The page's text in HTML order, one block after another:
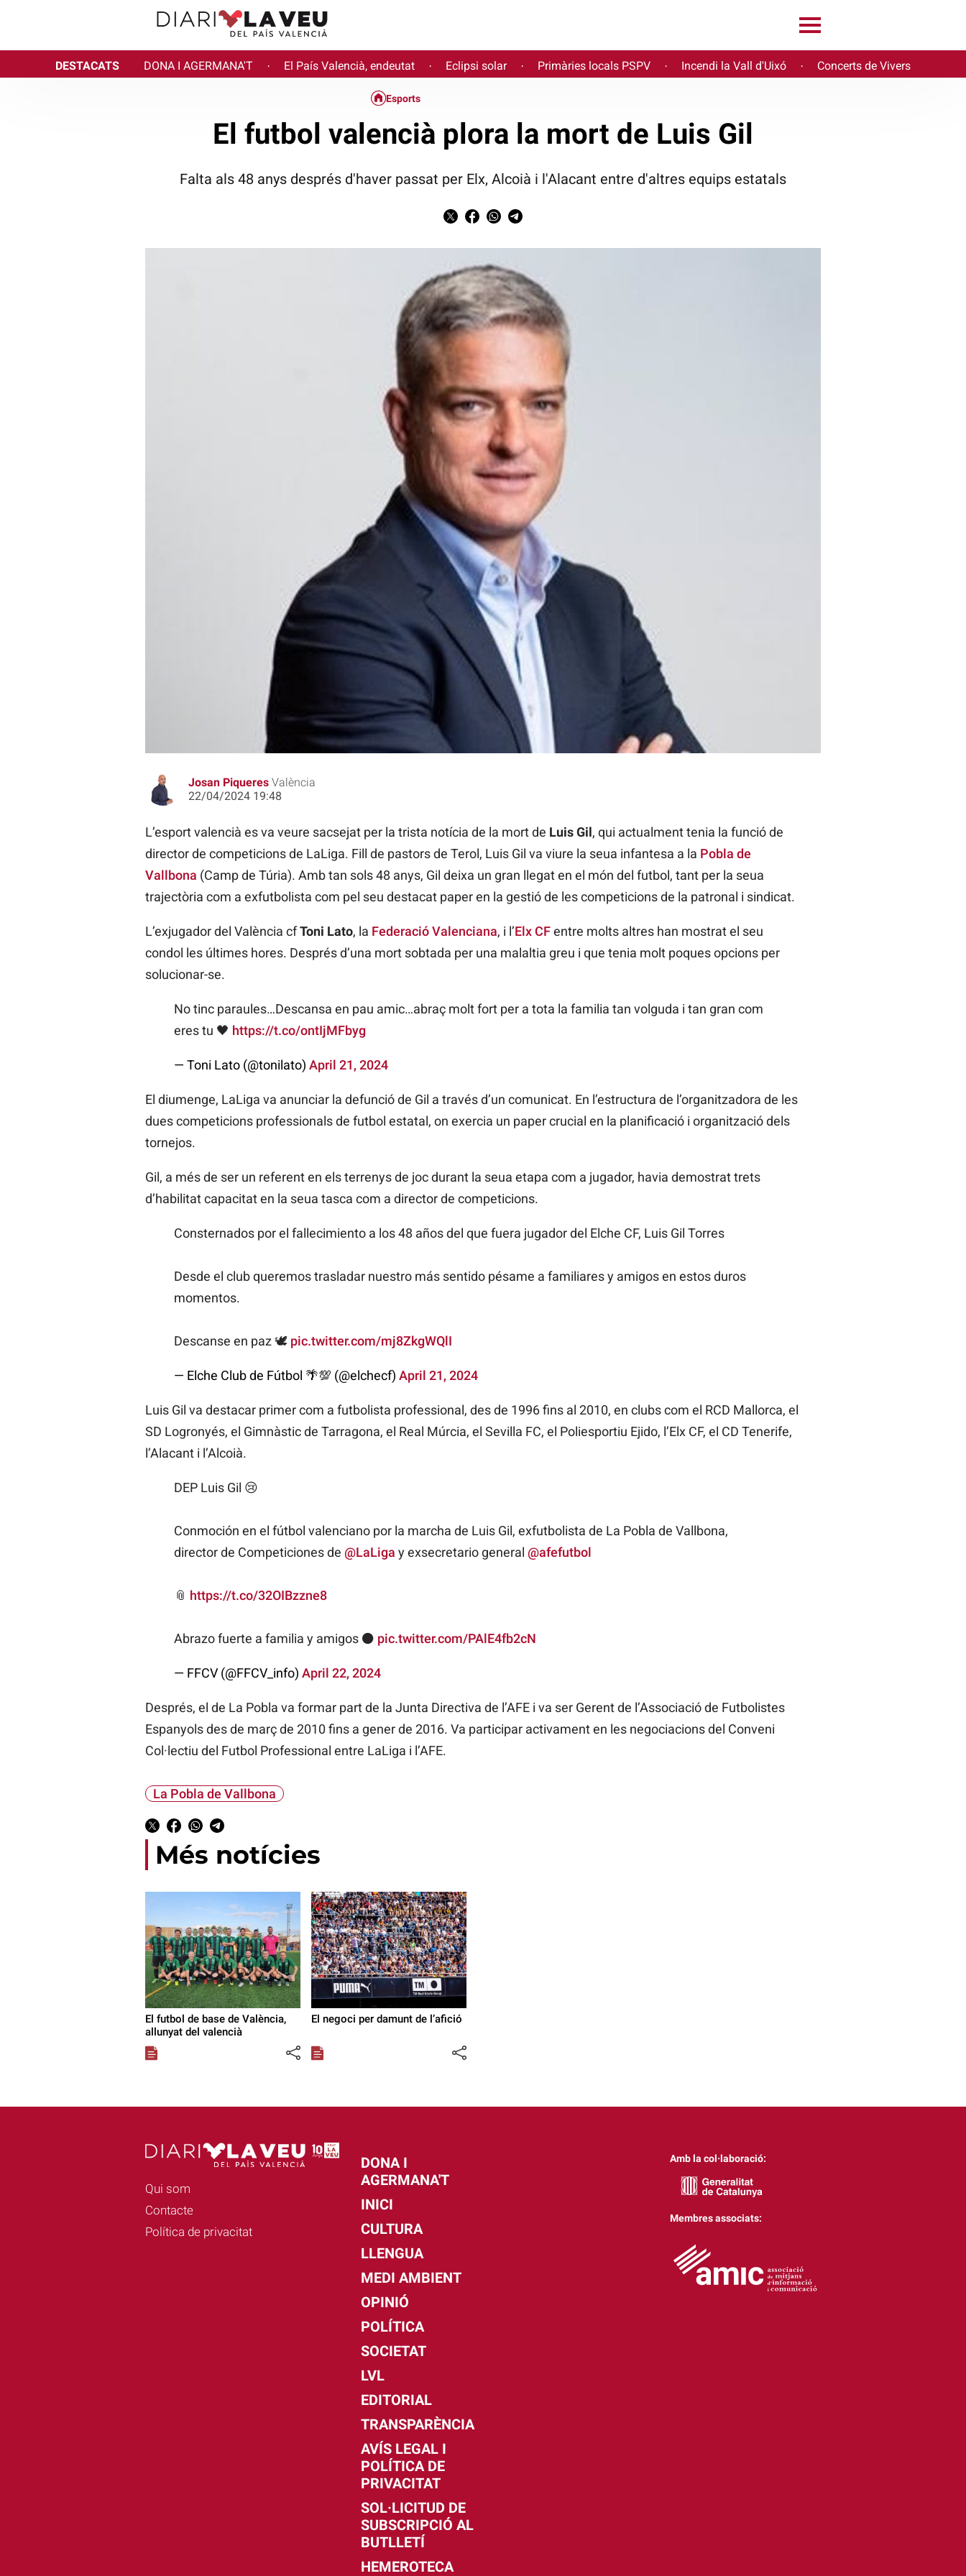
DESTACATS DONA I AGERMANA'T · El País Valencià, endeutat · Eclipsi solar · Primàries locals PSPV · Incendi la Vall d'Uixó · Concerts de Vivers
L'exfutbolista de la Pobla de Vallbona ara s'encarregaba de la gestió de competicions de LaLiga | LaLiga
Esports
El futbol valencià plora la mort de Luis Gil
Falta als 48 anys després d'haver passat per Elx, Alcoià i l'Alacant entre d'altres equips estatals
Josan Piqueres València
22/04/2024 19:48
L’esport valencià es va veure sacsejat per la trista notícia de la mort de Luis Gil, qui actualment tenia la funció de
director de competicions de LaLiga. Fill de pastors de Terol, Luis Gil va viure la seua infantesa a la Pobla de
Vallbona (Camp de Túria). Amb tan sols 48 anys, Gil deixa un gran llegat en el món del futbol, tant per la seua
trajectòria com a exfutbolista com pel seu destacat paper en la gestió de les competicions de la patronal i sindicat.
L’exjugador del València cfToni Lato, la Federació Valenciana, i l’Elx CFentre molts altres han mostrat el seu
condol les últimes hores. Després d’una mort sobtada per una malaltia greu i que tenia molt poques opcions per
solucionar-se.
No tinc paraules…Descansa en pau amic…abraç molt fort per a tota la familia tan volguda i tan gran com
eres tu 🖤 https://t.co/ontIjMFbyg
— Toni Lato (@tonilato) April 21, 2024
El diumenge, LaLiga va anunciar la defunció de Gil a través d’un comunicat. En l’estructura de l’organitzadora de les
dues competicions professionals de futbol estatal, on exercia un paper crucial en la planificació i organització dels
tornejos.
Gil, a més de ser un referent en els terrenys de joc durant la seua etapa com a jugador, havia demostrat trets
d’habilitat capacitat en la seua tasca com a director de competicions.
Consternados por el fallecimiento a los 48 años del que fuera jugador del Elche CF, Luis Gil Torres
Desde el club queremos trasladar nuestro más sentido pésame a familiares y amigos en estos duros
momentos.
Descanse en paz 🕊️ pic.twitter.com/mj8ZkgWQlI
— Elche Club de Fútbol 🌴💯 (@elchecf) April 21, 2024
Luis Gil va destacar primer com a futbolista professional, des de 1996 fins al 2010, en clubs com el RCD Mallorca, el
SD Logronyés, el Gimnàstic de Tarragona, el Real Múrcia, el Sevilla FC, el Poliesportiu Ejido, l’Elx CF, el CD Tenerife,
l’Alacant i l’Alcoià.
DEP Luis Gil 😢
Conmoción en el fútbol valenciano por la marcha de Luis Gil, exfutbolista de La Pobla de Vallbona,
director de Competiciones de @LaLiga y exsecretario general @afefutbol
📎 https://t.co/32OIBzzne8
Abrazo fuerte a familia y amigos ⚫️ pic.twitter.com/PAlE4fb2cN
— FFCV (@FFCV_info) April 22, 2024
Després, el de La Pobla va formar part de la Junta Directiva de l’AFE i va ser Gerent de l’Associació de Futbolistes
Espanyols des de març de 2010 fins a gener de 2016. Va participar activament en les negociacions del Conveni
Col·lectiu del Futbol Professional entre LaLiga i l’AFE.
La Pobla de Vallbona
Més notícies
El futbol de base de València,
allunyat del valencià
El negoci per damunt de l’afició
Qui som
Contacte
Política de privacitat
DONA I
AGERMANA'T
INICI
CULTURA
LLENGUA
MEDI AMBIENT
OPINIÓ
POLÍTICA
SOCIETAT
LVL
EDITORIAL
TRANSPARÈNCIA
AVÍS LEGAL I
POLÍTICA DE
PRIVACITAT
SOL·LICITUD DE
SUBSCRIPCIÓ AL
BUTLLETÍ
HEMEROTECA
Amb la col·laboració:
Membres associats: